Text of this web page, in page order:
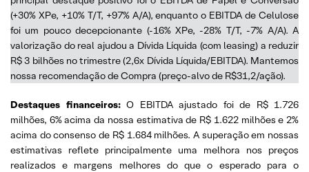
(+30% XPe, +10% T/T, +97% A/A), enquanto o EBITDA de Celulose
foi um pouco decepcionante (-16% XPe, -28% T/T, -7% A/A). A
valorização do real ajudou a Dívida Líquida (com leasing) a reduzir
R$ 3 bilhões no trimestre (2,6x Dívida Líquida/EBITDA). Mantemos
nossa recomendação de Compra (preço-alvo de R$31,2/ação).
Destaques financeiros: O EBITDA ajustado foi de R$ 1.726
milhões, 6% acima da nossa estimativa de R$ 1.622 milhões e 2%
acima do consenso de R$ 1.684 milhões. A superação em nossas
estimativas reflete principalmente uma melhora nos preços
realizados e margens melhores do que o esperado para o